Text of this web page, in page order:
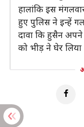
हालांकि इस
हुए पुलिस ने इन्हें
दावा कि हुसैन
को भीड़ ने घेर